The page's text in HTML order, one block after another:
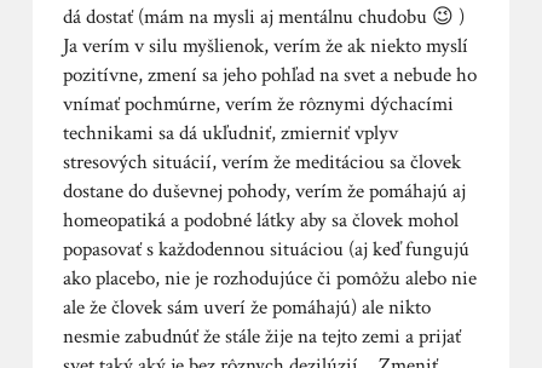
dá dostať (mám na mysli aj mentálnu chudobu 😉 )
Ja verím v silu myšlienok, verím že ak niekto myslí
pozitívne, zmení sa jeho pohľad na svet a nebude ho
vnímať pochmúrne, verím že rôznymi dýchacími
technikami sa dá ukľudniť, zmierniť vplyv
stresových situácií, verím že meditáciou sa človek
dostane do duševnej pohody, verím že pomáhajú aj
homeopatiká a podobné látky aby sa človek mohol
popasovať s každodennou situáciou (aj keď fungujú
ako placebo, nie je rozhodujúce či pomôžu alebo nie
ale že človek sám uverí že pomáhajú) ale nikto
nesmie zabudnúť že stále žije na tejto zemi a prijať